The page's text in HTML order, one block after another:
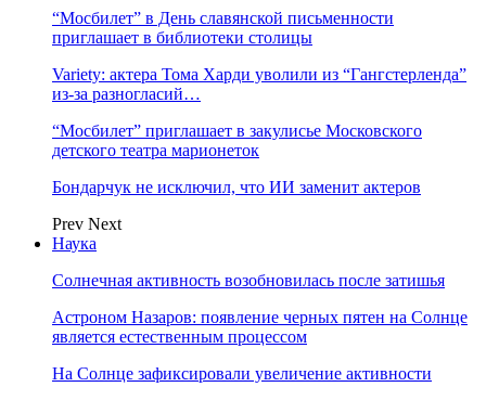
“Мосбилет” в День славянской письменности
приглашает в библиотеки столицы
Variety: актера Тома Харди уволили из “Гангстерленда”
из-за разногласий…
“Мосбилет” приглашает в закулисье Московского
детского театра марионеток
Бондарчук не исключил, что ИИ заменит актеров
Prev Next
Наука
Солнечная активность возобновилась после затишья
Астроном Назаров: появление черных пятен на Солнце
является естественным процессом
На Солнце зафиксировали увеличение активности